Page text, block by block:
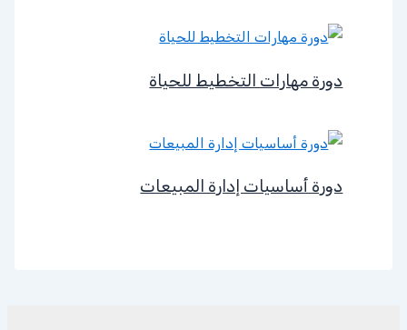
دورة مهارات التخطيط للحياة
دورة أساسيات إدارة المبيعات